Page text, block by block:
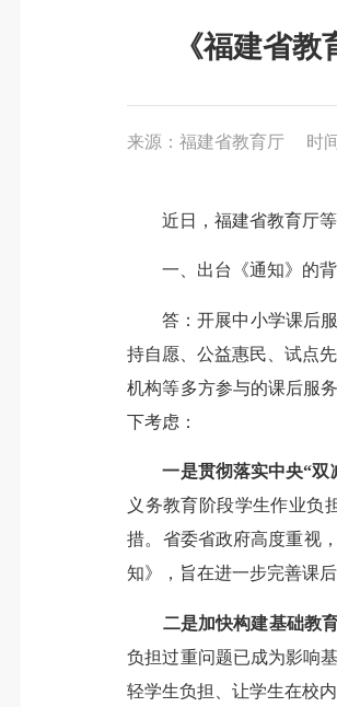
《福建省
来源：福建省教育厅 时
近日，福建省教育厅等
一、出台《通知》的背
答：开展中小学课后服
持自愿、公益惠民、试点
机构等多方参与的课后服
下考虑：
一是贯彻落实中央“双
义务教育阶段学生作业负
措。省委省政府高度重视
知》，旨在进一步完善课
二是加快构建基础教
负担过重问题已成为影响
轻学生负担、让学生在校